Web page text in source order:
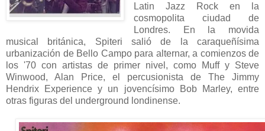
Latin Jazz Rock en la
cosmopolita ciudad de
Londres. En la movida
musical británica, Spiteri salió de la caraqueñísima
urbanización de Bello Campo para alternar, a comienzos de
los '70 con artistas de primer nivel, como Muff y Steve
Winwood, Alan Price, el percusionista de The Jimmy
Hendrix Experience y un jovencísimo Bob Marley, entre
otras figuras del underground londinense.